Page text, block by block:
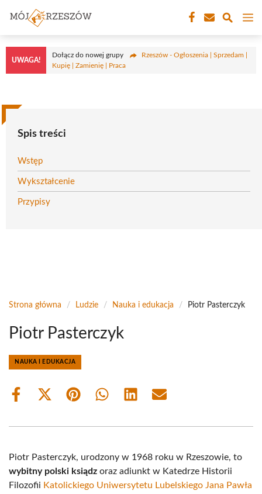
treści
UWAGA!
Dołącz do nowej grupy
Rzeszów - Ogłoszenia | Sprzedam |
Kupię | Zamienię | Praca
Spis treści
Wstęp
Wykształcenie
Przypisy
Strona główna / Ludzie / Nauka i edukacja / Piotr Pasterczyk
Piotr Pasterczyk
NAUKA I EDUKACJA
Share
Share
(Twitter)
Share Share Share Share
Piotr Pasterczyk, urodzony w 1968 roku w Rzeszowie, to
wybitny polski ksiądz oraz adiunkt w Katedrze Historii
Filozofii Katolickiego Uniwersytetu Lubelskiego Jana Pawła